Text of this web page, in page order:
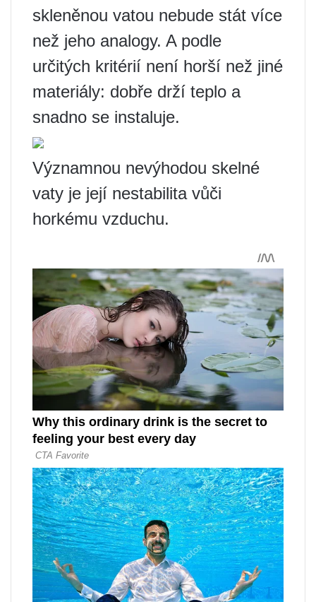
skleněnou vatou nebude stát více
než jeho analogy. A podle
určitých kritérií není horší než jiné
materiály: dobře drží teplo a
snadno se instaluje.
Významnou nevýhodou skelné
vaty je její nestabilita vůči
horkému vzduchu.